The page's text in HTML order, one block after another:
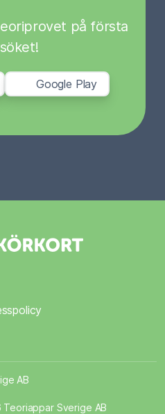
på första
Google Play
AB
Sverige AB